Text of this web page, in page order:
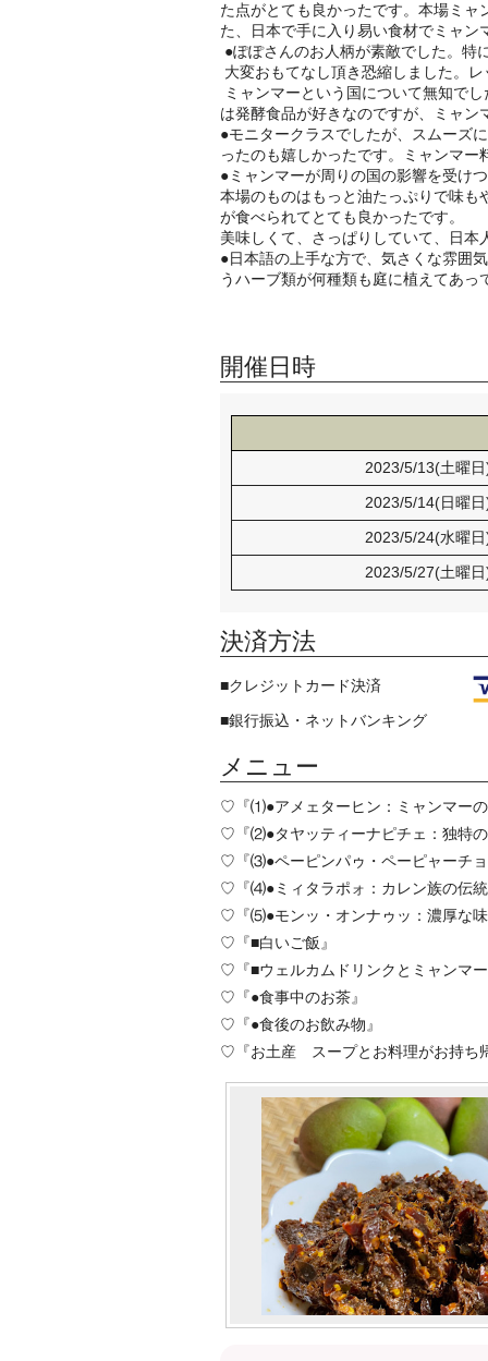
た点がとても良かったです。本場ミ
た、日本で手に入り易い食材でミャ
●ぽぽさんのお人柄が素敵でした。特
大変おもてなし頂き恐縮しました。
ミャンマーという国について無知で
は発酵食品が好きなのですが、ミャ
●モニタークラスでしたが、スムーズ
ったのも嬉しかったです。ミャンマ
●ミャンマーが周りの国の影響を受け
本場のものはもっと油たっぷりで味
が食べられてとても良かったです。
美味しくて、さっぱりしていて、日本
●日本語の上手な方で、気さくな雰囲
うハーブ類が何種類も庭に植えてあっ
開催日時
2023/5/13(土曜
2023/5/14(日曜
2023/5/24(水曜
2023/5/27(土曜
決済方法
■クレジットカード決済
■銀行振込・ネットバンキング
メニュー
♡『⑴●アメェターヒン：ミャンマー
♡『⑵●タヤッティーナピチェ：独特
♡『⑶●ペーピンパゥ・ペーピャーチョ
♡『⑷●ミィタラポォ：カレン族の伝
♡『⑸●モンッ・オンナゥッ：濃厚な
♡『■白いご飯』
♡『■ウェルカムドリンクとミャンマ
♡『●食事中のお茶』
♡『●食後のお飲み物』
♡『お土産 スープとお料理がお持ち